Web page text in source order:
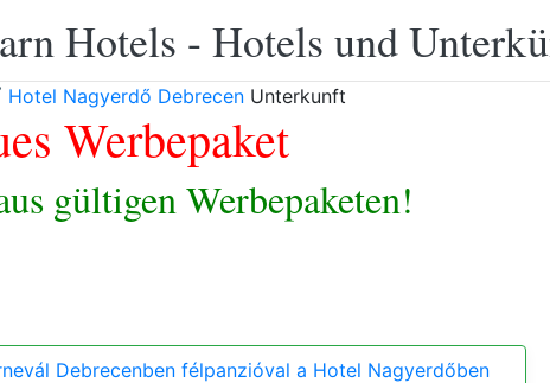
Hotels - Hotels und
Nagyerdő Debrecen Unterkunft
Werbepaket
gültigen Werbepaketen!
Debrecenben félpanzióval a Hotel Nagyerdőben